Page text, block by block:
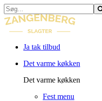
Ja tak tilbud
Det varme køkken
Det varme køkken
Fest menu